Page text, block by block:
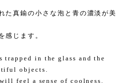
た真鍮の小さな泡と青の濃淡が美
感じます。
trapped in the glass and the
objects.
feel a sense of coolness.